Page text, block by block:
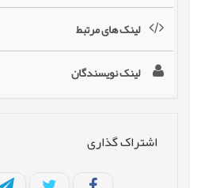
لینک های مرتبط
لینک نویسندگان
اشتراک گذاری